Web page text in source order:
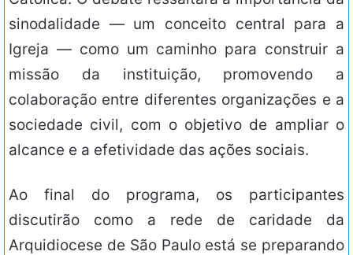
sinodalidade — um conceito central para a
Igreja — como um caminho para construir a
missão da instituição, promovendo a
colaboração entre diferentes organizações e a
sociedade civil, com o objetivo de ampliar o
alcance e a efetividade das ações sociais.
Ao final do programa, os participantes
discutirão como a rede de caridade da
Arquidiocese de São Paulo está se preparando